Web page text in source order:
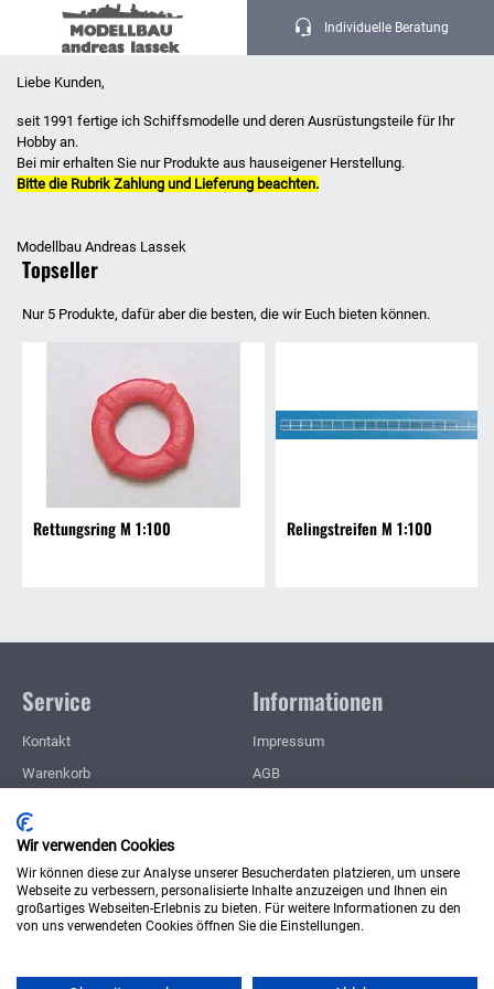
Individuelle Beratung
Startseite
Liebe Kunden,
seit 1991 fertige ich Schiffsmodelle und deren Ausrüstungsteile für Ihr
Hobby an.
Bei mir erhalten Sie nur Produkte aus hauseigener Herstellung.
Bitte die Rubrik Zahlung und Lieferung beachten.
Modellbau Andreas Lassek
Topseller
Nur 5 Produkte, dafür aber die besten, die wir Euch bieten können.
Rettungsring M 1:100 Relingstreifen M 1:100
Service
Kontakt
Warenkorb
Merkzettel
Meine Downloads
Informationen
Impressum
AGB
Widerrufsrecht
Wie bestellen?
Wir verwenden Cookies
Wir können diese zur Analyse unserer Besucherdaten platzieren, um unsere
Webseite zu verbessern, personalisierte Inhalte anzuzeigen und Ihnen ein
großartiges Webseiten-Erlebnis zu bieten. Für weitere Informationen zu den
von uns verwendeten Cookies öffnen Sie die Einstellungen.